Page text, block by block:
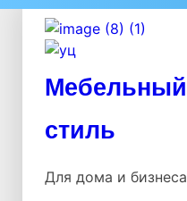
Мебельный
стиль
Для дома и бизнеса